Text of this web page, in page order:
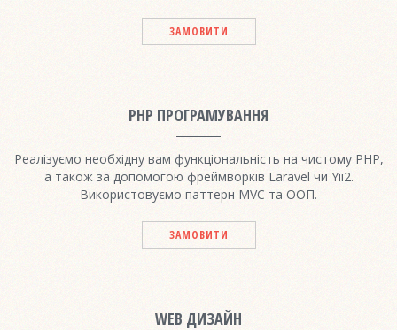
ЗАМОВИТИ
PHP ПРОГРАМУВАННЯ
Реалізуємо необхідну вам функціональність на чистому PHP,
а також за допомогою фреймворків Laravel чи Yii2.
Використовуємо паттерн MVC та ООП.
ЗАМОВИТИ
WEB ДИЗАЙН